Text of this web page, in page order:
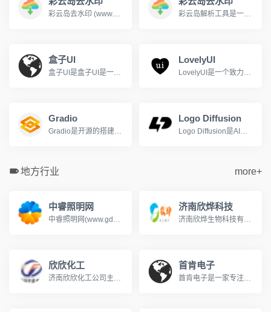
彩云岛去水印 (www.caiyundao123.com) 是一个免费的视频解析网站，支持下载解析抖音，快手，b站(哔哩哔哩)，油管(YouTube)等上百个平台的视频，并自动去除视频水印。 彩云岛解析工具是一款功能强大的视频解析工具，支持全网主流视频网站的无水印视频下载，哔哩哔哩、抖音、快手、小红书、YouTube等平台。用户只需复制视频链接并粘贴到彩云岛解析工具的输入框中，即可一键解析并下载高清无水印的视频资源。
盒子UI
盒子UI是盒子UI是一个专注于用户体验设计的平台.
LovelyUI
LovelyUI是一个致力于智能手机界面设计作品展示的博客网站
Gradio
Gradio是开源的搭建机器学习模型UI界面的Python库
Logo Diffusion
Logo Diffusion是AI驱动的Logo和标志生成工具
地方行业 more+
中睿照明网
中睿照明网(www.gdzrlj.com)提供全方位的照明产业资讯、照明品牌、照明方案、照明技术等信息, 助您实时了解最新照明行业的动态,把握市场信息。
济南欣烨科技
济南欣烨生物科技有限公司是一家集科研，销售N-甲基吡咯烷酮,六水三氯化铁,对苯醌,对苯二酚,2-氟-3-硝基苯甲酸,三苯基膦,氧化苯乙烯,苯乙酮,间苯二甲醚,2-氰基吡嗪,二甲基硫醚,异戊烯醛,异戊烯醇,环戊酮,丙二腈,偶氮二异丁腈,叔丁醇医药中间体,酚醛树脂，氧化苯乙烯,苯乙酮,间苯二甲醚,2-氰基吡嗪,二甲基硫醚,异戊烯醛,异戊烯醇,环戊酮,丙二腈,偶氮二异丁腈,叔丁醇医药中间体,酚醛树脂.
欣欣化工
济南欣欣化工公司主导产品有：生物制药系列，医药中间体，化学溶剂系列，阻燃剂系列，化学试剂系列，颜料燃料系列，橡胶塑料系列，酚醛树脂等系列产品。济南欣烨化工有限公司是一家集科研，销售防黄剂，丁酰肼原药，防黄剂HN-130，防黄剂HN-150，防黄剂,丁酰肼原药,异戊烯醇321,对苯二酚,异戊醇,异戊烯醛,异丙叉丙酮，异丙醚，异己二醇，二甲硫基甲苯二胺，二乙基甲苯二胺.
首肯电子
首肯电子是一家专注品牌风机一站式采购的供应商，销售近万种风机商品，近4000平方仓储，提供快速响应专业而可靠的风机供应链解决方案系德国ebmpapst依必安派特代理&nbsp;经销囊括SUNON建准 ,ADDA协禧,SANYO山洋, NMB美蓓亚, BI-SONIC百瑞,SOKFAN......经营范围：包括直流风机，交流风机，EC风机，轴流风机, 离心风机，横流风机，鼓风机，空调风机，AHU风机等工业风机风扇产品应用于：通风、空调设备、制冷、制热，供暖、电气自动化、变频器、机箱机柜 、电子设备